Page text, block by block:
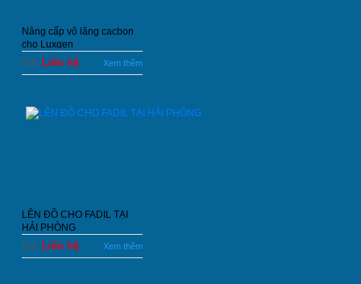
Nâng cấp vô lăng cacbon
cho Luxgen
Giá: Liên hệ Xem thêm
LÊN ĐỒ CHO FADIL TẠI
HẢI PHÒNG
Giá: Liên hệ Xem thêm